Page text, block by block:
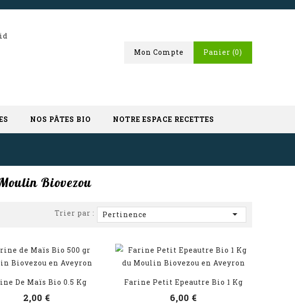
Panier (0)
Mon Compte
NOS PÂTES BIO NOTRE ESPACE RECETTES
Biovezou
Trier par : Pertinence 
VOIR LES DÉTAILS
De Maïs Bio 0.5 Kg
2,00 €
VOIR LES DÉTAILS
Farine Petit Epeautre Bio 1 Kg
6,00 €